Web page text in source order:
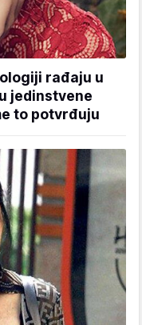
rađaju u
jedinstvene
to potvrđuju